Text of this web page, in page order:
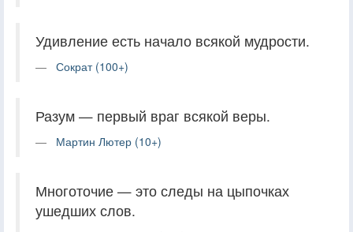
Удивление есть начало всякой мудрости.
Сократ (100+)
Разум — первый враг всякой веры.
Мартин Лютер (10+)
Многоточие — это следы на цыпочках
ушедших слов.